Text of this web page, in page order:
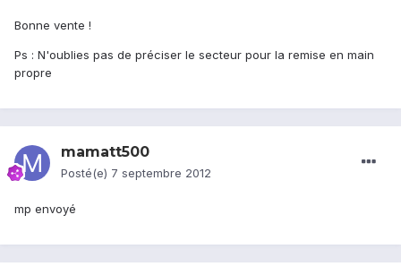
Bonne vente !
Ps : N'oublies pas de préciser le secteur pour la remise en main
propre
mamatt500
Posté(e) 7 septembre 2012
mp envoyé